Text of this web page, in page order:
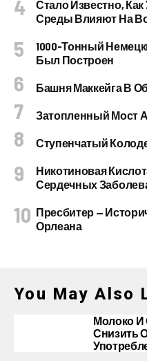
Стало Известно,
Среды Влияют На
1000-Тонный
Был Построен
Башня Маккейга В
Затопленный Мост
Ступенчатый
Никотиновая
Сердечных
Пресбитер —
Орлеана
You May Also
Молоко И
Снизить